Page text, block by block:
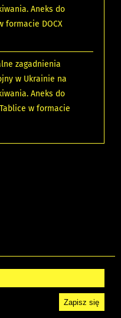
Aneks do
formacie DOCX
zagadnienia
w Ukrainie na
Aneks do
w formacie